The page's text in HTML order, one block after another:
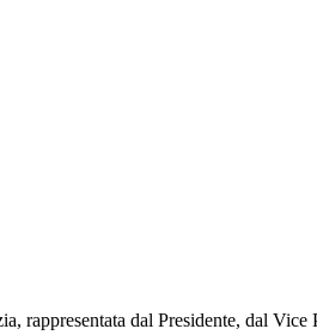
dal Presidente, dal Vice